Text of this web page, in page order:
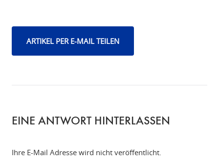
ARTIKEL PER E-MAIL TEILEN
EINE ANTWORT HINTERLASSEN
Ihre E-Mail Adresse wird nicht veröffentlicht.